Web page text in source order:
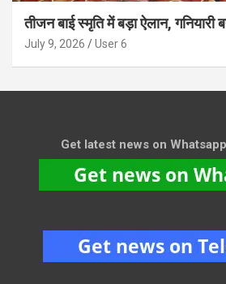
तीजन बाई स्मृति में बड़ा ऐलान, गनियारी
July 9, 2026 User 6
Get latest news on